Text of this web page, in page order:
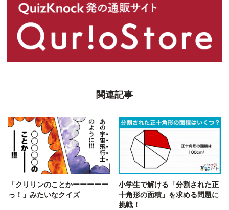
関連記事
「クリリンのことかーーーーー
っ！」みたいなクイズ
小学生で解ける「分割された正
十角形の面積」を求める問題に
挑戦！